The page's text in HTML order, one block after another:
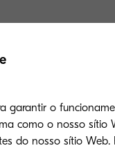
garantir o
como o nosso
do nosso sítio